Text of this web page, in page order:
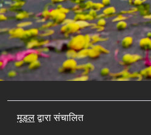
मूडलद्वारा संचालित